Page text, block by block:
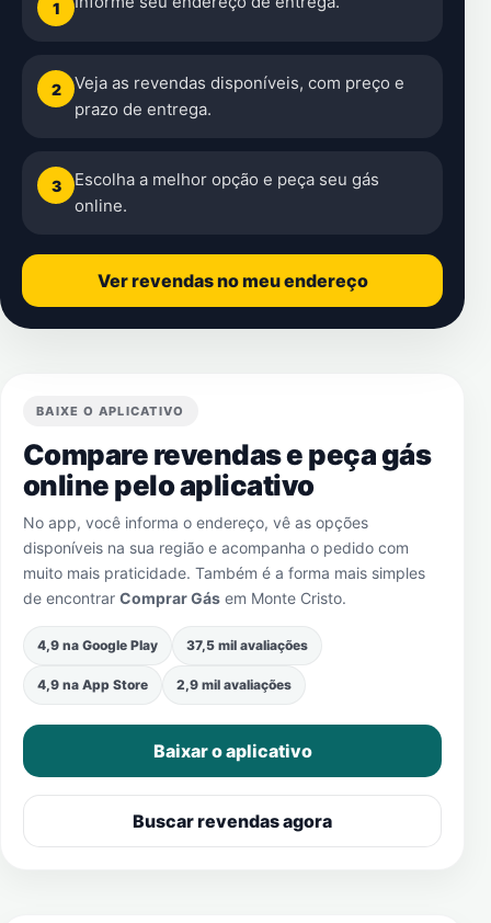
1
2
Veja as revendas disponíveis, com preço e
prazo de entrega.
3
Escolha a melhor opção e peça seu gás
online.
Ver revendas no meu endereço
BAIXE O APLICATIVO
Compare revendas e peça gás
online pelo aplicativo
No app, você informa o endereço, vê as opções
disponíveis na sua região e acompanha o pedido com
muito mais praticidade. Também é a forma mais simples
de encontrar Comprar Gás em Monte Cristo.
4,9 na Google Play 37,5 mil avaliações
4,9 na App Store 2,9 mil avaliações
Baixar o aplicativo
Buscar revendas agora